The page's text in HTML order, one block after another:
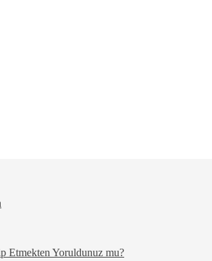
Etmekten Yoruldunuz mu?